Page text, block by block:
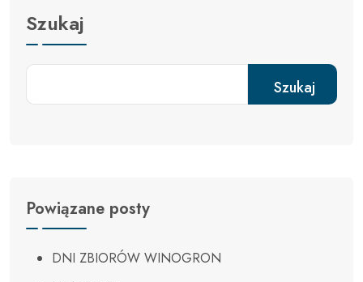
Szukaj
Szukaj
Powiązane posty
DNI ZBIORÓW WINOGRON